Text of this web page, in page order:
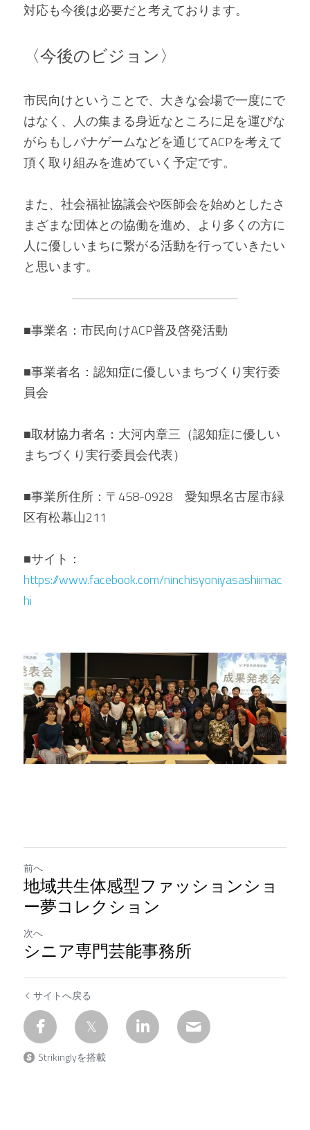
対応も今後は必要だと考えております。
〈今後のビジョン〉
市民向けということで、大きな会場で一度にで
はなく、人の集まる身近なところに足を運びな
がらもしバナゲームなどを通じてACPを考えて
頂く取り組みを進めていく予定です。
また、社会福祉協議会や医師会を始めとしたさ
まざまな団体との協働を進め、より多くの方に
人に優しいまちに繋がる活動を行っていきたい
と思います。
■事業名：市民向けACP普及啓発活動
■事業者名：認知症に優しいまちづくり実行委
員会
■取材協力者名：大河内章三（認知症に優しい
まちづくり実行委員会代表）
■事業所住所：〒458-0928　愛知県名古屋市緑
区有松幕山211
■サイト：
https://www.facebook.com/ninchisyoniyasashiimac
hi
前へ
地域共生体感型ファッションショ
ー夢コレクション
次へ
シニア専門芸能事務所
サイトへ戻る
Strikinglyを搭載